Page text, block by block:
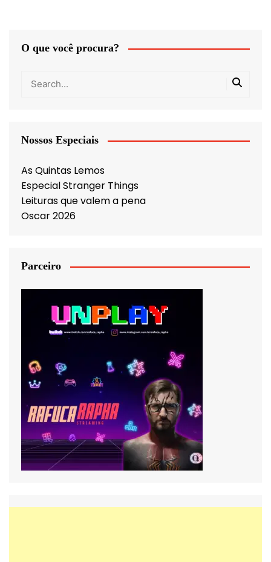
O que você procura?
Nossos Especiais
As Quintas Lemos
Especial Stranger Things
Leituras que valem a pena
Oscar 2026
Parceiro